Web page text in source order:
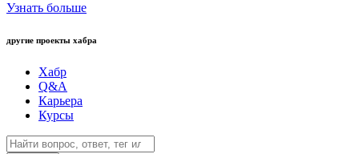
Узнать больше
другие проекты хабра
Хабр
Q&A
Карьера
Курсы